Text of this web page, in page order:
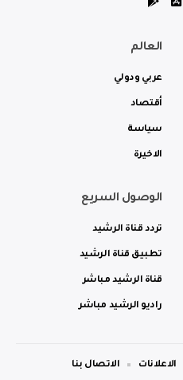
العالم
عربي ودولي
أقتصاد
سياسة
الاخيرة
الوصول السريع
تردد قناة الرشيد
تطبيق قناة الرشيد
قناة الرشيد مباشر
راديو الرشيد مباشر
الاعلانات الاتصال بنا